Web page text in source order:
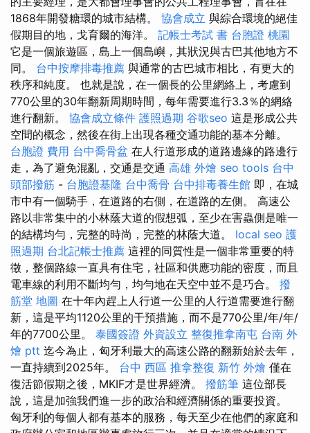
1868年開發糖環的城市結構。 協會成立 與綜合環境的絕佳
假期目的地，戈育爾的海洋。 記帳士考試 書 台胞證 桃園
它是一個旅遊區，島上一個島嶼，其狀況與古巴其他地方不
同。 台中按摩排毒推薦 與通常的古巴城市相比，有更大的
秩序和純度。 也就是說，在一個長的公里網絡上，考慮到
770公里的30年翻新周期時間，每年需要進行3.3％的網絡
進行翻新。 協會成立條件 護照過期 谷歌seo 這是形成公共
空間的概念，然後在街上出現各種交通功能的基本分離。
台胞證 費用 台中喬骨盆 在人行道形成的道路邊緣的路邊行
走，為了避免混亂，交通是交通 高雄 外燴 seo tools 台中
頭部撥筋 - 台胞證基隆 台中喬骨 台中排毒養生館 即，在城
市中有一個騎手，在道路的右側，在道路的左側。 高速公
路以非常集中的小林蔭大道的假想弧，至少在害蟲側是唯一
的結構均勻，完整的時尚，完整的林蔭大道。 local seo 護
照過期 台北記帳士推薦 這裡的同質性是一個非常重要的特
徵，整個路線一直具有住宅，社區和供應功能的密度，而且
電車線的利用不斷均勻，均勻地在天空中並不是巧合。 撥
筋堂 地圖 在十年內趕上人行道一公里的人行道需要進行翻
新，這是平均1120公里的干預措施，而不是770公里/年/年/
年的7700公里。 泰國簽證 外資設立 整復推拿南屯 台南 外
燴 ptt 迄今為止，匈牙利最大的高速公路的翻新始於去年，
一直持續到2025年。 台中 西區 推拿整復 新竹 外燴 僅在
復活節假期之後，MKIF才是世界經濟。 撥筋筆 這位部長
說，這是加強我們進一步的政治和經濟關係的重要投資。
匈牙利的每個人都有基本的服務，每天至少在他們的家庭和